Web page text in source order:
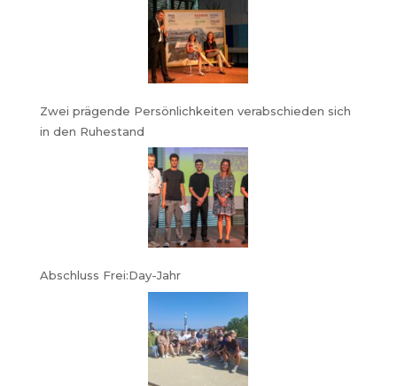
Zwei prägende Persönlichkeiten verabschieden sich
in den Ruhestand
Abschluss Frei:Day-Jahr